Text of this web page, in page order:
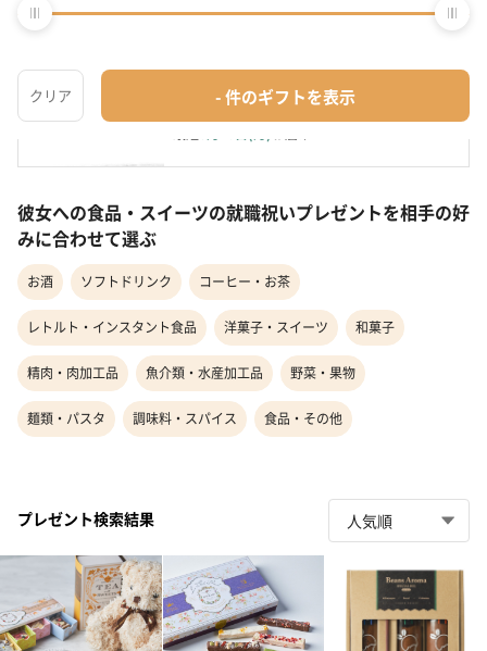
¥2,991
彼女への食品・スイーツの就職祝いプレゼントを相手の好
みに合わせて選ぶ
お酒 ソフトドリンク コーヒー・お茶
レトルト・インスタント食品 洋菓子・スイーツ 和菓子
精肉・肉加工品 魚介類・水産加工品 野菜・果物
麺類・パスタ 調味料・スパイス 食品・その他
プレゼント検索結果